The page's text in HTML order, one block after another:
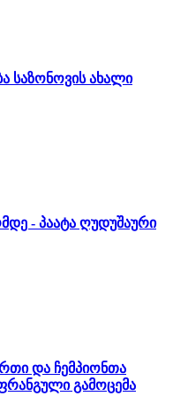
საზონოვის ახალი
- პაატა ღუდუშაური
და ჩემპიონთა
გამოცემა